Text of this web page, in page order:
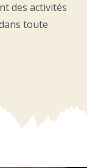
des activités
toute